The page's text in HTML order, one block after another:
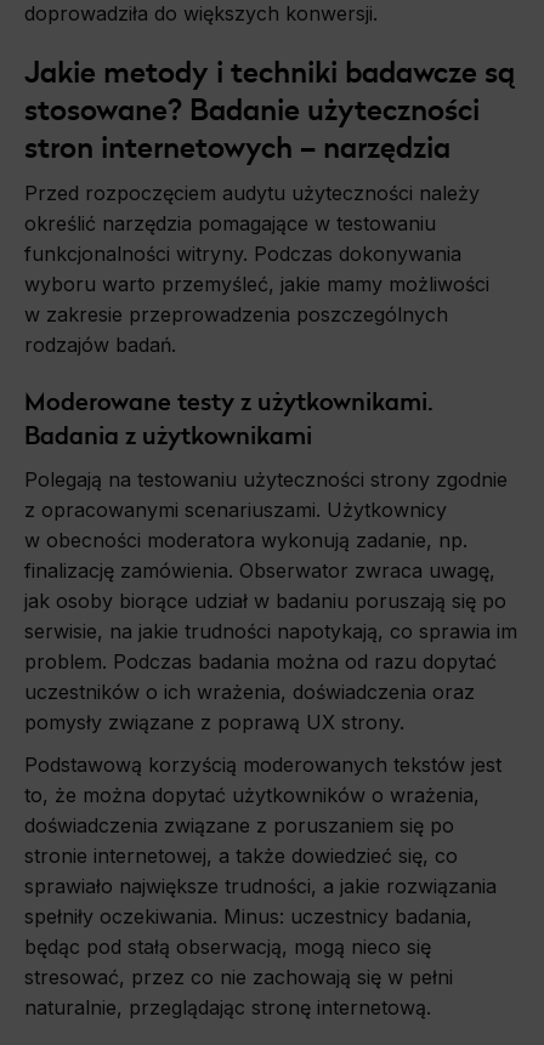
doprowadziła do większych konwersji.
Jakie metody i techniki badawcze są
stosowane? Badanie użyteczności
stron internetowych – narzędzia
Przed rozpoczęciem audytu użyteczności należy
określić narzędzia pomagające w testowaniu
funkcjonalności witryny. Podczas dokonywania
wyboru warto przemyśleć, jakie mamy możliwości
w zakresie przeprowadzenia poszczególnych
rodzajów badań.
Moderowane testy z użytkownikami.
Badania z użytkownikami
Polegają na testowaniu użyteczności strony zgodnie
z opracowanymi scenariuszami. Użytkownicy
w obecności moderatora wykonują zadanie, np.
finalizację zamówienia. Obserwator zwraca uwagę,
jak osoby biorące udział w badaniu poruszają się po
serwisie, na jakie trudności napotykają, co sprawia im
problem. Podczas badania można od razu dopytać
uczestników o ich wrażenia, doświadczenia oraz
pomysły związane z poprawą UX strony.
Podstawową korzyścią moderowanych tekstów jest
to, że można dopytać użytkowników o wrażenia,
doświadczenia związane z poruszaniem się po
stronie internetowej, a także dowiedzieć się, co
sprawiało największe trudności, a jakie rozwiązania
spełniły oczekiwania. Minus: uczestnicy badania,
będąc pod stałą obserwacją, mogą nieco się
stresować, przez co nie zachowają się w pełni
naturalnie, przeglądając stronę internetową.